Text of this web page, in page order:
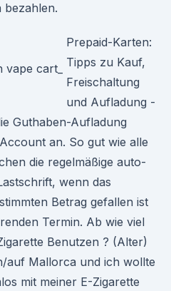
bezahlen.
Prepaid-Karten:
Tipps zu Kauf,
Freischaltung
und Aufladung -
Guthaben-Aufladung
an. So gut wie alle
die regel­mäßige auto­
wenn das
Betrag gefallen ist
Termin. Ab wie viel
Benutzen ? (Alter)
auf Mallorca und ich wollte
mit meiner E-Zigarette